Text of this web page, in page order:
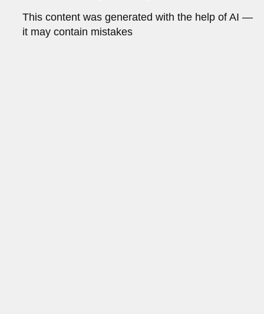
This content was generated with the help of AI —
it may contain mistakes